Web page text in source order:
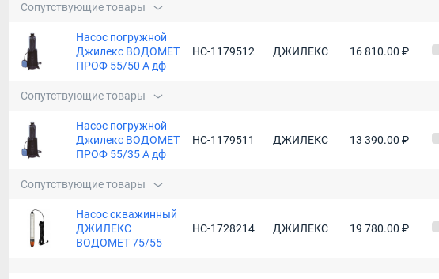
Сопутствующие товары
Насос погружной
Джилекс ВОДОМЕТ
ПРОФ 55/50 А дф
НС-1179512 ДЖИЛЕКС 16 810.00 ₽
Сопутствующие товары
Насос погружной
Джилекс ВОДОМЕТ
ПРОФ 55/35 А дф
НС-1179511 ДЖИЛЕКС 13 390.00 ₽
Сопутствующие товары
Насос скважинный
ДЖИЛЕКС
ВОДОМЕТ 75/55
НС-1728214 ДЖИЛЕКС 19 780.00 ₽